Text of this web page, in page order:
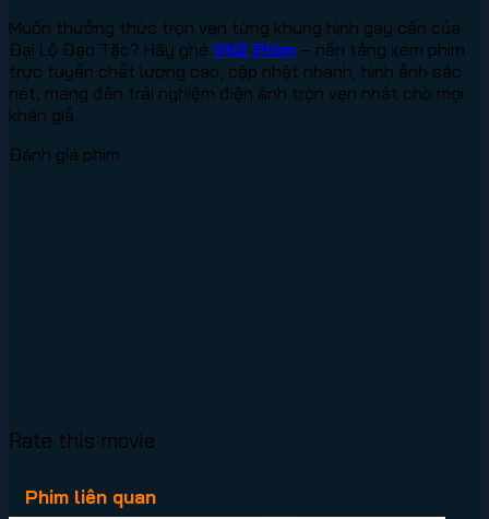
Muốn thưởng thức trọn vẹn từng khung hình gay cấn của
Đại Lộ Đạo Tặc? Hãy ghé VN2 Phim – nền tảng xem phim
trực tuyến chất lượng cao, cập nhật nhanh, hình ảnh sắc
nét, mang đến trải nghiệm điện ảnh trọn vẹn nhất cho mọi
khán giả.
Đánh giá phim
Rate this movie
Phim liên quan